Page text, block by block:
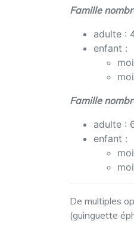
Famille
adulte :
enfant :
Famille
adulte :
enfant :
De multiples
(guinguette